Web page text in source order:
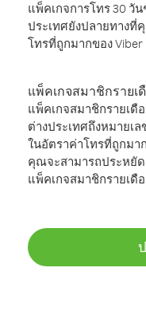
แพ็คเกจการโทร 30 วั
ประเทศยังปลายทางที่
โทรที่ถูกมากของ Viber
แพ็คเกจสมาชิกรายเ
แพ็คเกจสมาชิกรายเดื
ต่างประเทศถึงหมาย
ในอัตราค่าโทรที่ถูกมา
คุณจะสามารถประหยั
แพ็คเกจสมาชิกรายเดื